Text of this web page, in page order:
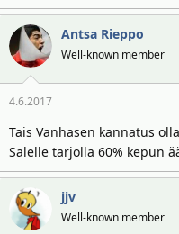
Antsa Rieppo
Well-known member
4.6.2017
Tais Vanhasen kannatus
Salelle tarjolla 60% kepun
jjv
Well-known member